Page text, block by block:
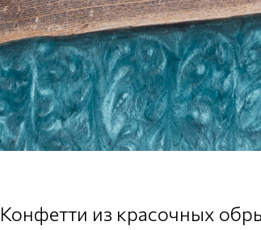
Конфетти из красочных